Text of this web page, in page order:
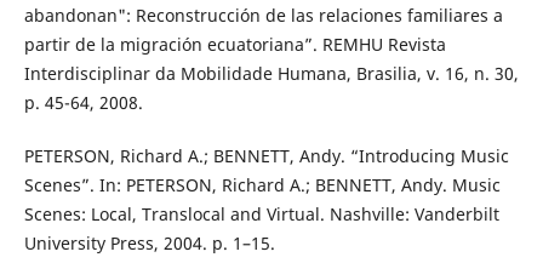
abandonan": Reconstrucción de las relaciones familiares a
partir de la migración ecuatoriana”. REMHU Revista
Interdisciplinar da Mobilidade Humana, Brasilia, v. 16, n. 30,
p. 45-64, 2008.
PETERSON, Richard A.; BENNETT, Andy. “Introducing Music
Scenes”. In: PETERSON, Richard A.; BENNETT, Andy. Music
Scenes: Local, Translocal and Virtual. Nashville: Vanderbilt
University Press, 2004. p. 1–15.